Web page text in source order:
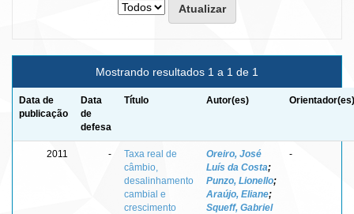
Mostrando resultados 1 a 1 de 1
Data de
publicação
Data
de
defesa
Título Autor(es) Orientador(es)
2011 -
Taxa real de
câmbio,
desalinhamento
cambial e
crescimento
Oreiro, José
Luís da Costa;
Punzo, Lionello;
Araújo, Eliane;
Squeff, Gabriel
-